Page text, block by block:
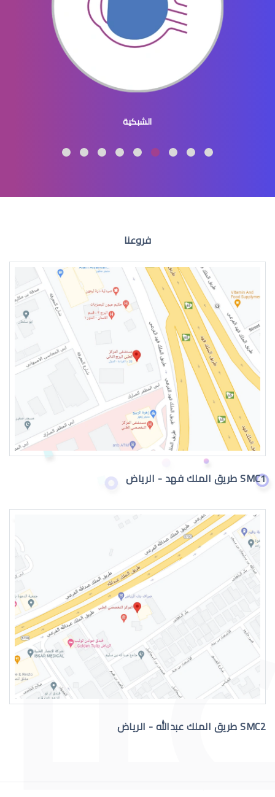
ثقوب الشبكية في العين
انحراف الشبكية في العين
تمزق الشبكية في العين
نزيف الشبكية في العين
اعراض الشبكية في العين
الشبكية
فروعنا
SMC1 طريق الملك فهد - الرياض
SMC2 طريق الملك عبدالله - الرياض